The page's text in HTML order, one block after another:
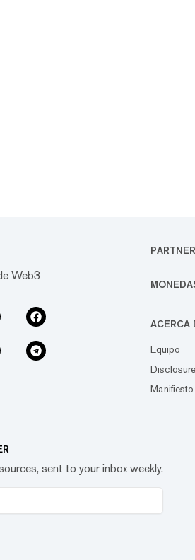
Web3
PARTNER
ACERCA
Equipo
Manifiesto
sent to your inbox weekly.